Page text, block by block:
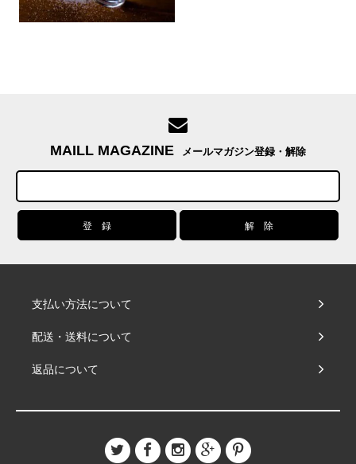
MAILL MAGAZINE メールマガジン登録・解除
支払い方法について
配送・送料について
返品について